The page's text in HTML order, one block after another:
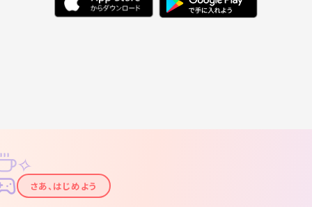
✦
✧
さあ、はじめよう